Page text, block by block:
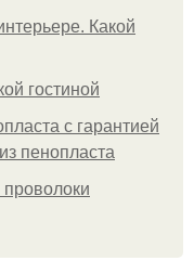
Какой
гостиной
с гарантией
пенопласта
проволоки